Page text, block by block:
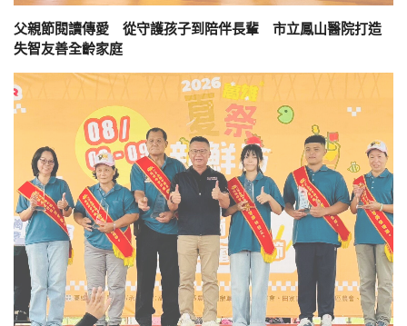
父親節閱讀傳愛 從守護孩子到陪伴長輩 市立鳳山醫院打造
失智友善全齡家庭